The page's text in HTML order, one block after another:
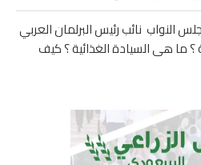
نائب رئيس البرلمان العربي
ما هى السيادة الغذائية ؟ كيف